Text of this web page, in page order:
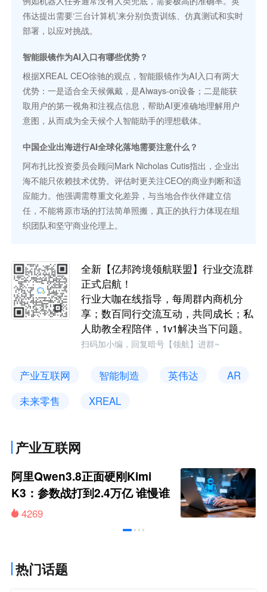
伟达提出需要‘三台计算机’来分别负责训练、仿真测试和实时
部署，以应对挑战。
智能眼镜作为AI入口有哪些优势？
根据XREAL CEO徐驰的观点，智能眼镜作为AI入口有两大
优势：一是适合全天候佩戴，是Always-on设备；二是能获
取用户的第一视角和注视点信息，帮助AI更准确地理解用户
意图，从而成为全天候个人智能助手的理想载体。
中国企业出海进行AI全球化落地需要注意什么？
阿布扎比投资委员会顾问Mark Nicholas Cutis指出，企业出
海不能只依赖技术优势。评估时更关注CEO的商业判断和适
应能力。他强调需尊重文化差异，与当地合作伙伴建立信
任，不能将原市场的打法简单照搬，真正的执行力体现在组
织团队和坚守商业伦理上。
全新【亿邦跨境领航联盟】行业交流群
正式启航！
行业大咖在线指导，每周群内商机分
享；数百同行交流互动，共同成长；私
人助教全程陪伴，1v1解决当下问题。
扫码加小编，回复暗号【领航】进群~
产业互联网 智能制造 英伟达
AR
未来零售
XREAL
产业互联网
阿里Qwen3.8正面硬刚Kimi
K3：参数战打到2.4万亿 谁慢谁
出局
4269
热门话题